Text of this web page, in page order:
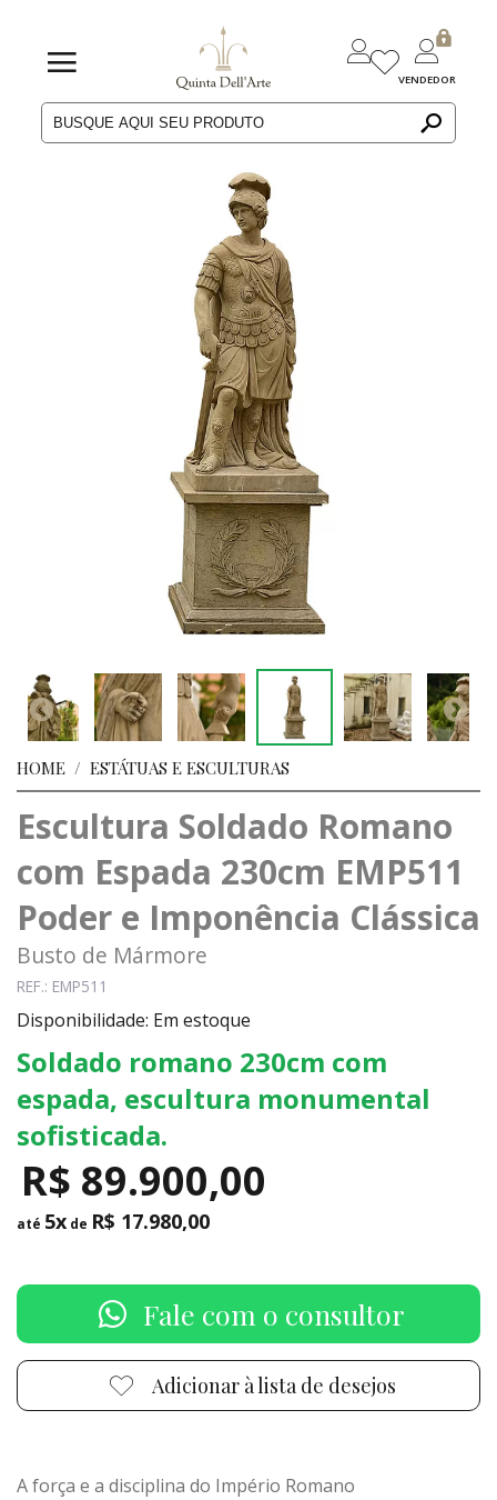
VENDEDOR
HOME / ESTÁTUAS E ESCULTURAS
Escultura Soldado Romano
com Espada 230cm EMP511
Poder e Imponência Clássica
Busto de Mármore
REF.: EMP511
Disponibilidade: Em estoque
Soldado romano 230cm com
espada, escultura monumental
sofisticada.
R$ 89.900,00
até 5x de R$ 17.980,00
Fale com o consultor
Adicionar à lista de desejos
A força e a disciplina do Império Romano